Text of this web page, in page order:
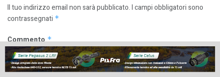
Il tuo indirizzo email non sarà pubblicato.I campi obbligatori sono
contrassegnati *
Commento*